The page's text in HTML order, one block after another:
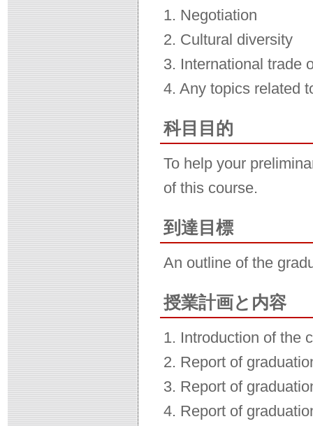
1. Negotiation
2. Cultural diversity
3. International trade
4. Any topics related
科目目的
To help your
of this course.
到達目標
An outline of the
授業計画と内容
1. Introduction of the
2. Report of
3. Report of
4. Report of